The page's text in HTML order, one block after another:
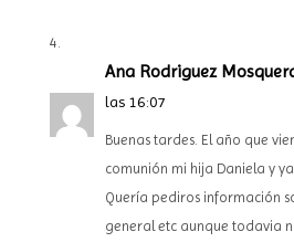
Ana Rodriguez
las 16:07
Buenas tardes. El año que
comunión mi hija Daniela y
Quería pediros información
general etc aunque todavia